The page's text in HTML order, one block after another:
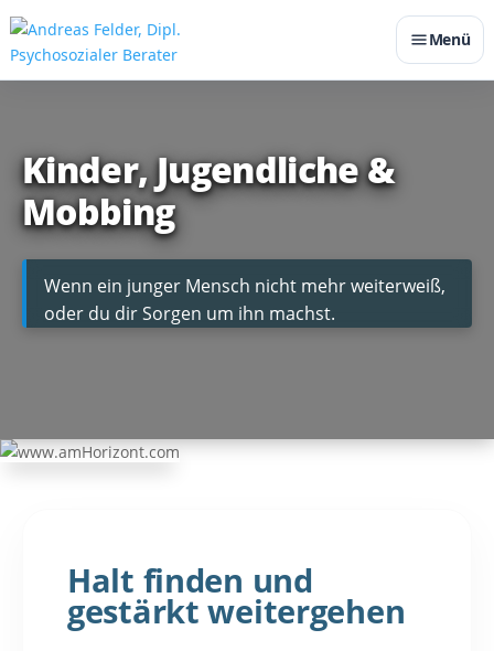
Menü
Kinder, Jugendliche &
Mobbing
Wenn ein junger Mensch nicht mehr weiterweiß,
oder du dir Sorgen um ihn machst.
Halt finden und
gestärkt weitergehen